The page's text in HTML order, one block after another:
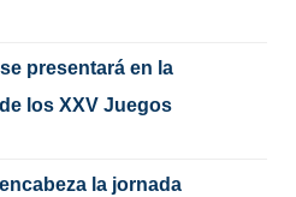
presentará en la
los XXV Juegos
la jornada